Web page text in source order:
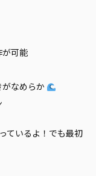
が可能
なめらか
ているよ！でも最初